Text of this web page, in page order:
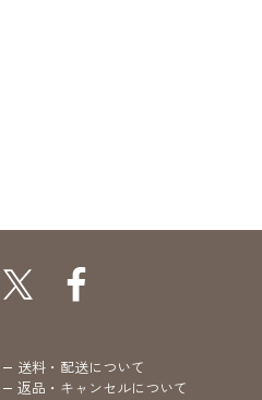
送料・配送について
返品・キャンセルについて